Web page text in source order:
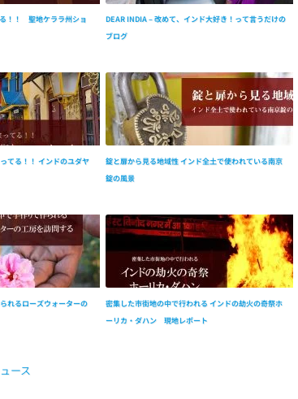
！！ 聖地ケララ州ショ
DEAR INDIA – 改めて、インド大好き！って言うだけの
ブログ
てる！！ インドのユダヤ
錠と扉から見る地域性 インド全土で使われている南京
錠の風景
れるローズウォーターの
密集した市街地の中で行われる インドの劫火の奇祭ホ
ーリカ・ダハン 現地レポート
ース